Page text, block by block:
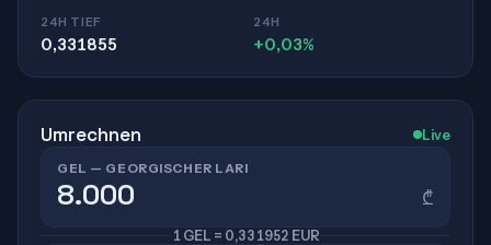
24H TIEF
0,331855
24H
+0,03%
Umrechnen Live
GEL — GEORGISCHER LARI
₾
1 GEL = 0,331952 EUR